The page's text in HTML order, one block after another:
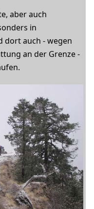
aber auch
in
dort auch - wegen
an der Grenze -